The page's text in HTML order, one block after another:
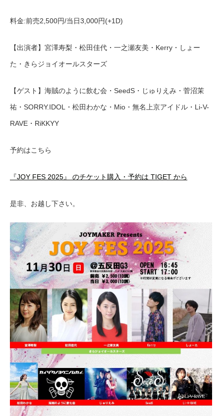
料金:前売2,500円/当日3,000円(+1D)
【出演者】宮澤寿梨・松田佳代・一之瀬友美・Kerry・しょー
た・きらジョイオールスターズ
【ゲスト】海賊のように飲む会・SeedS・じゅりえみ・菅沼茉
祐・SORRY.IDOL・松田わかな・Mio・無名上京アイドル・Li-V-
RAVE・RiKKYY
予約はこちら
『JOY FES 2025』 のチケット購入・予約は TIGET から
是非、お越し下さい。